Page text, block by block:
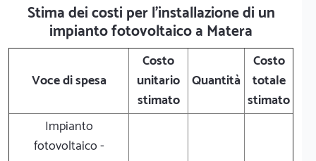
Stima dei costi per l'installazione di un
impianto fotovoltaico a Matera
Voce di spesa
Costo
unitario
stimato
Quantità
Costo
totale
stimato
Impianto
fotovoltaico -